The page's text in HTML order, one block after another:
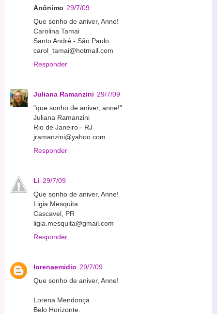
Anônimo 29/7/09
Que sonho de aniver, Anne!
Carolina Tamai
Santo André - São Paulo
carol_tamai@hotmail.com
Responder
Juliana Ramanzini 29/7/09
"que sonho de aniver, anne!"
Juliana Ramanzini
Rio de Janeiro - RJ
jramanzini@yahoo.com
Responder
Li 29/7/09
Que sonho de aniver, Anne!
Ligia Mesquita
Cascavel, PR
ligia.mesquita@gmail.com
Responder
lorenaemidio 29/7/09
Que sonho de aniver, Anne!
Lorena Mendonça.
Belo Horizonte.